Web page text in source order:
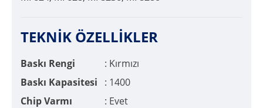
TEKNİK ÖZELLİKLER
Baskı Rengi
: Kırmızı
Baskı Kapasitesi
: 1400
Chip Varmı
: Evet